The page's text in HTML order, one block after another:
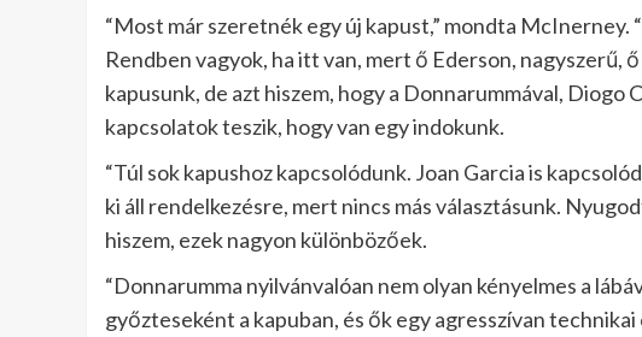
“Most már szeretnék egy új kapust,” mondta
Rendben vagyok, ha itt van, mert ő Ederson, nagyszerű,
kapusunk, de azt hiszem, hogy a Donnarummával, Diogo
kapcsolatok teszik, hogy van egy indokunk.
“Túl sok kapushoz kapcsolódunk. Joan Garcia is
ki áll rendelkezésre, mert nincs más választásunk.
hiszem, ezek nagyon különbözőek.
“Donnarumma nyilvánvalóan nem olyan kényelmes a
győzteseként a kapuban, és ők egy agresszívan